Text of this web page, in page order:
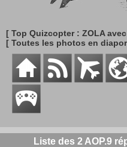
[ Top Quizcopter : ZOLA
[ Toutes les photos en
Liste des 2 AOP.9